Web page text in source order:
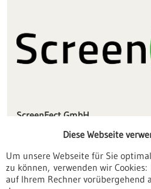
ScreenFect GmbH
76344 Eggenstein-Leopoldshafen
info(at)screenfect.com
www.screenfect.com
Diese Webseite
Um unsere Webseite für Sie
zu können, verwenden wir
auf Ihrem Rechner vorübergehend